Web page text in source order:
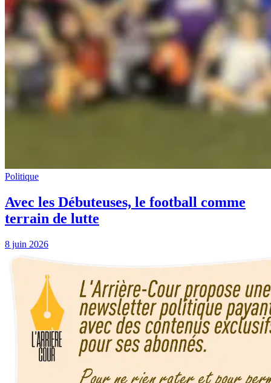
Politique
Avec les Débuteuses, le football comme
terrain de lutte
8 juin 2026